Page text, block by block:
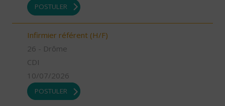
POSTULER
Infirmier référent (H/F)
26 - Drôme
CDI
10/07/2026
POSTULER